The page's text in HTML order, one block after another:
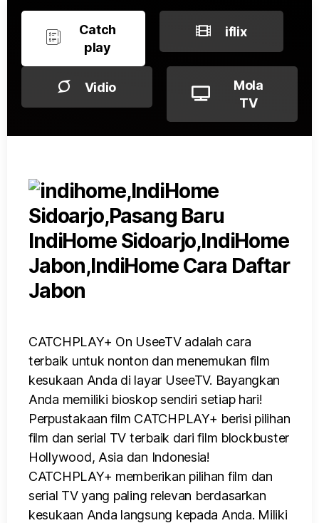
Catch
play
iflix
Vidio
Mola
TV
CATCHPLAY+ On UseeTV adalah cara
terbaik untuk nonton dan menemukan film
kesukaan Anda di layar UseeTV. Bayangkan
Anda memiliki bioskop sendiri setiap hari!
Perpustakaan film CATCHPLAY+ berisi pilihan
film dan serial TV terbaik dari film blockbuster
Hollywood, Asia dan Indonesia!
CATCHPLAY+ memberikan pilihan film dan
serial TV yang paling relevan berdasarkan
kesukaan Anda langsung kepada Anda. Miliki